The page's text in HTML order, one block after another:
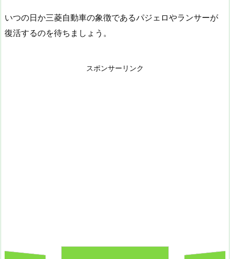
いつの日か三菱自動車の象徴であるパジェロやランサーが
復活するのを待ちましょう。
スポンサーリンク